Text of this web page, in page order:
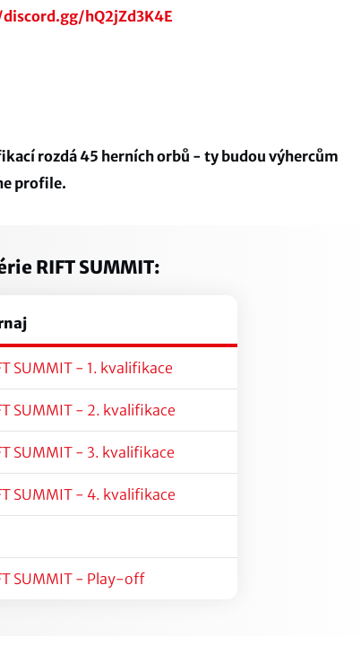
hQ2jZd3K4E
rozdá 45 herních orbů - ty budou výhercům
profile.
RIFT SUMMIT:
SUMMIT - 1. kvalifikace
SUMMIT - 2. kvalifikace
SUMMIT - 3. kvalifikace
SUMMIT - 4. kvalifikace
SUMMIT - Play-off